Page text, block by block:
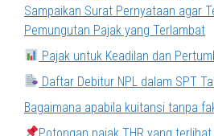
Sampaikan Surat Pernyataan agar
Pemungutan Pajak yang Terlambat
Pajak untuk Keadilan dan
Daftar Debitur NPL dalam SPT
Bagaimana apabila kuitansi tanpa
Potongan pajak THR yang